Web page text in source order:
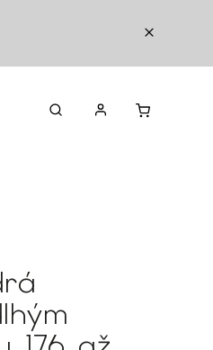
KONTAKTY